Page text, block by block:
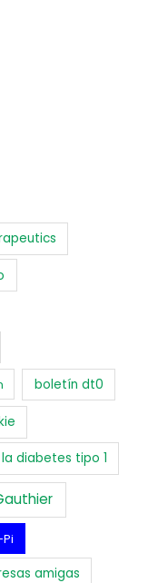
boletín dt0
diabetes tipo 1
amigas